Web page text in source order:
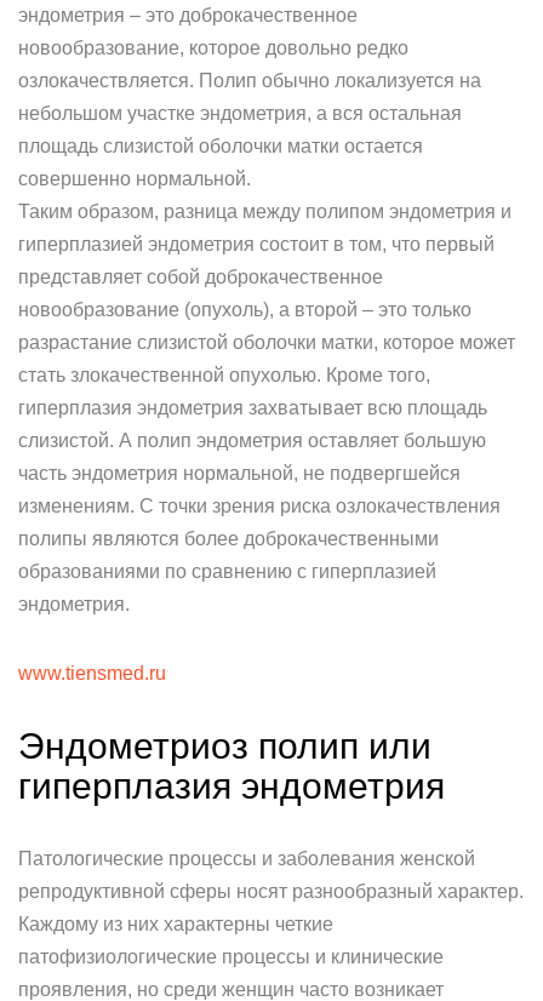
эндометрия – это доброкачественное
новообразование, которое довольно редко
озлокачествляется. Полип обычно локализуется на
небольшом участке эндометрия, а вся остальная
площадь слизистой оболочки матки остается
совершенно нормальной.
Таким образом, разница между полипом эндометрия и
гиперплазией эндометрия состоит в том, что первый
представляет собой доброкачественное
новообразование (опухоль), а второй – это только
разрастание слизистой оболочки матки, которое может
стать злокачественной опухолью. Кроме того,
гиперплазия эндометрия захватывает всю площадь
слизистой. А полип эндометрия оставляет большую
часть эндометрия нормальной, не подвергшейся
изменениям. С точки зрения риска озлокачествления
полипы являются более доброкачественными
образованиями по сравнению с гиперплазией
эндометрия.
www.tiensmed.ru
Эндометриоз полип или
гиперплазия эндометрия
Патологические процессы и заболевания женской
репродуктивной сферы носят разнообразный характер.
Каждому из них характерны четкие
патофизиологические процессы и клинические
проявления, но среди женщин часто возникает